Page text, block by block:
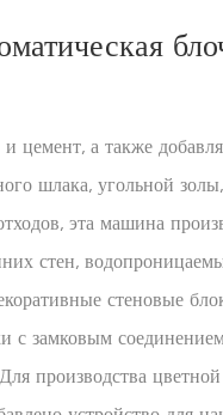
цемент, а также
шлака, угольной
эта машина
стен,
стеновые
с замковым
производства